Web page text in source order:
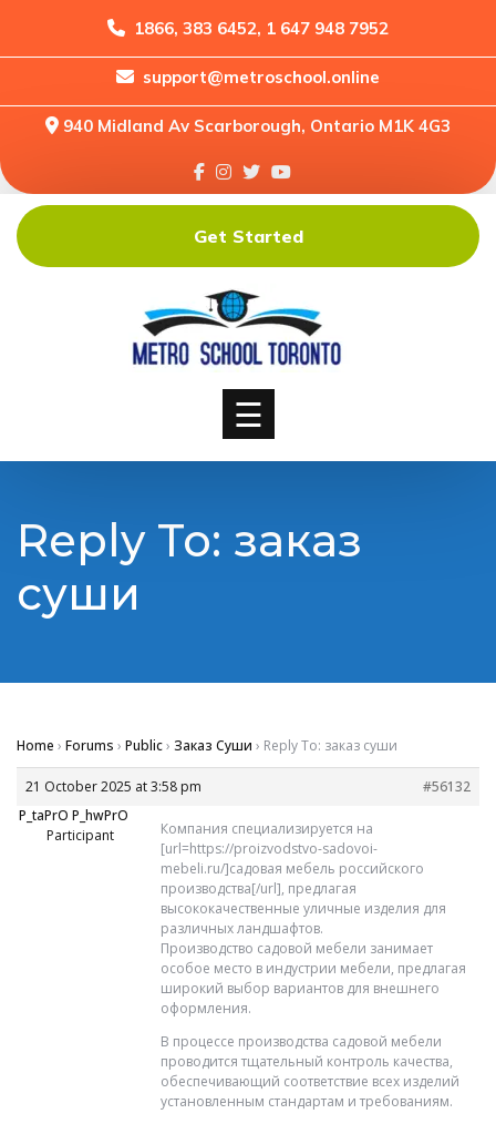
1866, 383 6452, 1 647 948 7952
support@metroschool.online
940 Midland Av Scarborough, Ontario M1K 4G3
Home
Forums
Downloads
Shop
☰
Get Started
Reply To: заказ
суши
Home › Forums › Public› Заказ Суши › Reply To: заказ суши
21 October 2025 at 3:58 pm
#56132
P_taPrO P_hwPrO
Participant
Компания специализируется на
[url=https://proizvodstvo-sadovoi-
mebeli.ru/]садовая мебель российского
производства[/url], предлагая
высококачественные уличные изделия для
различных ландшафтов.
Производство садовой мебели занимает
особое место в индустрии мебели, предлагая
широкий выбор вариантов для внешнего
оформления.
В процессе производства садовой мебели
проводится тщательный контроль качества,
обеспечивающий соответствие всех изделий
установленным стандартам и требованиям.